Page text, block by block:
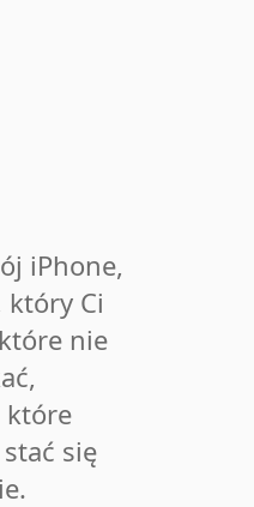
iPhone,
który Ci
nie
które
się